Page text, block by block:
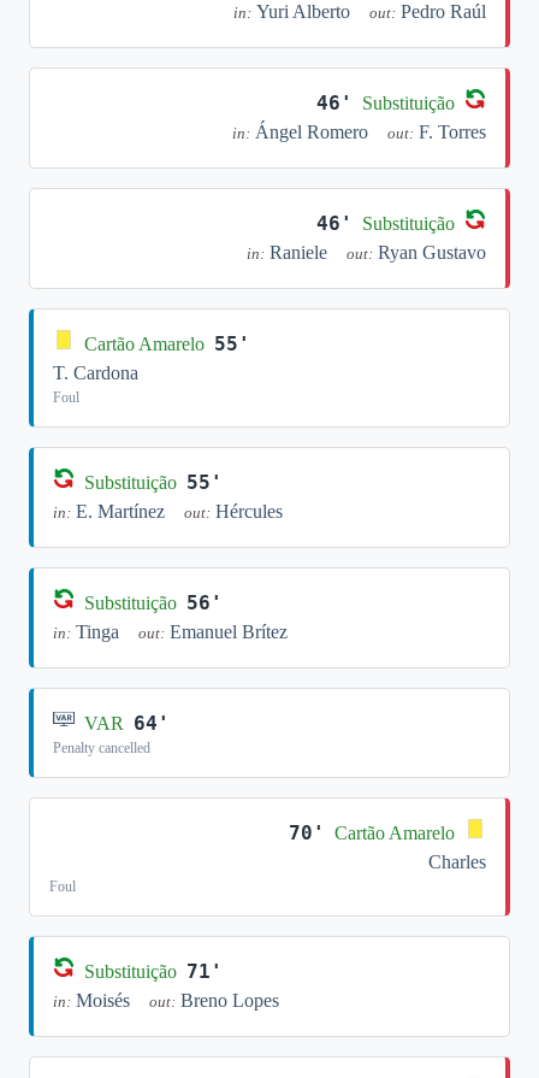
in: Yuri Alberto out: Pedro Raúl
46' Substituição
in: Ángel Romero out: F. Torres
46' Substituição
in: Raniele out: Ryan Gustavo
Cartão Amarelo 55'
T. Cardona
Foul
Substituição 55'
in: E. Martínez out: Hércules
Substituição 56'
in: Tinga out: Emanuel Brítez
VAR 64'
Penalty cancelled
70'
Cartão Amarelo
Charles
Foul
Substituição 71'
in: Moisés out: Breno Lopes